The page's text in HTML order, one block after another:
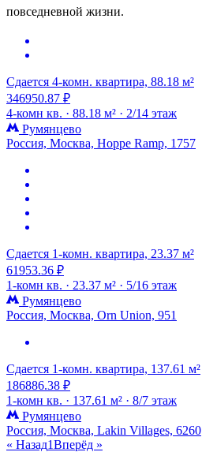
повседневной жизни.
Сдается 4-комн. квартира, 88.18 м²
346950.87 ₽
4-комн кв. · 88.18 м² · 2/14 этаж
Румянцево
Россия, Москва, Hoppe Ramp, 1757
Сдается 1-комн. квартира, 23.37 м²
61953.36 ₽
1-комн кв. · 23.37 м² · 5/16 этаж
Румянцево
Россия, Москва, Orn Union, 951
Сдается 1-комн. квартира, 137.61 м²
186886.38 ₽
1-комн кв. · 137.61 м² · 8/7 этаж
Румянцево
Россия, Москва, Lakin Villages, 6260
« Назад1Вперёд »